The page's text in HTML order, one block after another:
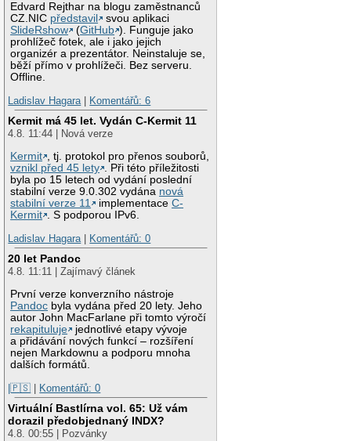
Edvard Rejthar na blogu zaměstnanců
CZ.NIC představil
svou aplikaci
SlideRshow
(GitHub ). Funguje jako
prohlížeč fotek, ale i jako jejich
organizér a prezentátor. Neinstaluje se,
běží přímo v prohlížeči. Bez serveru.
Offline.
Ladislav Hagara | Komentářů: 6
Kermit má 45 let. Vydán C-Kermit 11
4.8. 11:44 | Nová verze
Kermit , tj. protokol pro přenos souborů,
vznikl před 45 lety . Při této příležitosti
byla po 15 letech od vydání poslední
stabilní verze 9.0.302 vydána nová
stabilní verze 11
implementaceC-
Kermit . S podporou IPv6.
Ladislav Hagara | Komentářů: 0
20 let Pandoc
4.8. 11:11 | Zajímavý článek
První verze konverzního nástroje
Pandoc byla vydána před 20 lety. Jeho
autor John MacFarlane při tomto výročí
rekapituluje
jednotlivé etapy vývoje
a přidávání nových funkcí – rozšíření
nejen Markdownu a podporu mnoha
dalších formátů.
|🇵🇸 | Komentářů: 0
Virtuální Bastlírna vol. 65: Už vám
dorazil předobjednaný INDX?
4.8. 00:55 | Pozvánky